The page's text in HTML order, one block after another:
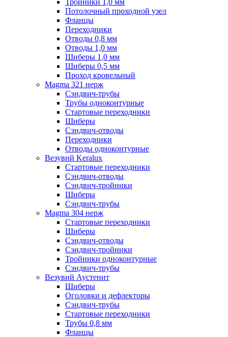
Потолочный проходной узел
Фланцы
Переходники
Отводы 0,8 мм
Отводы 1,0 мм
Шиберы 1,0 мм
Шиберы 0,5 мм
Проход кровельный
Magma 321 нерж
Сэндвич-трубы
Трубы одноконтурные
Стартовые переходники
Шиберы
Сэндвич-отводы
Переходники
Отводы одноконтурные
Везувий Keralux
Стартовые переходники
Сэндвич-отводы
Сэндвич-тройники
Шиберы
Сэндвич-трубы
Magma 304 нерж
Стартовые переходники
Шиберы
Сэндвич-отводы
Сэндвич-тройники
Тройники одноконтурные
Сэндвич-трубы
Везувий Аустенит
Шиберы
Оголовки и дефлекторы
Сэндвич-трубы
Стартовые переходники
Трубы 0,8 мм
Фланцы